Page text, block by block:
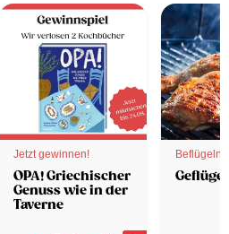
Jetzt gewinnen!
OPA! Griechischer
Genuss wie in der
Taverne